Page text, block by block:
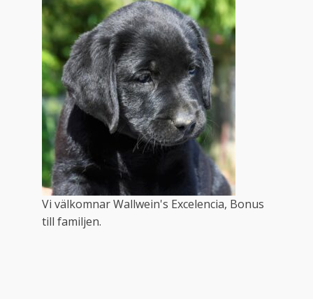
Vi välkomnar Wallwein's Excelencia, Bonus
till familjen.